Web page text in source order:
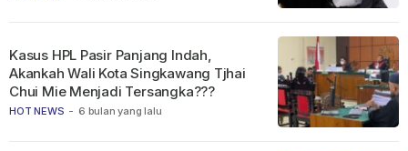
HOT NEWS - 6 bulan yang lalu
Kasus HPL Pasir Panjang Indah,
Akankah Wali Kota Singkawang Tjhai
Chui Mie Menjadi Tersangka???